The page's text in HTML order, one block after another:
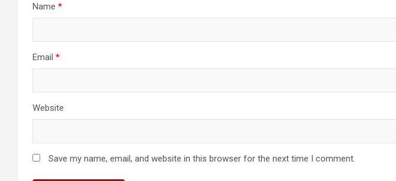
Name *
Email *
Website
Save my name, email, and website in this browser for the next time I comment.